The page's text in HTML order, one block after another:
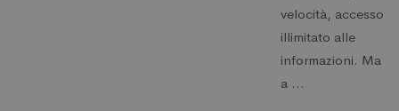
velocità, accesso
illimitato alle
informazioni. Ma
a …